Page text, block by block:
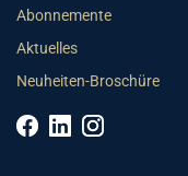
Abonnemente
Aktuelles
Neuheiten-Broschüre